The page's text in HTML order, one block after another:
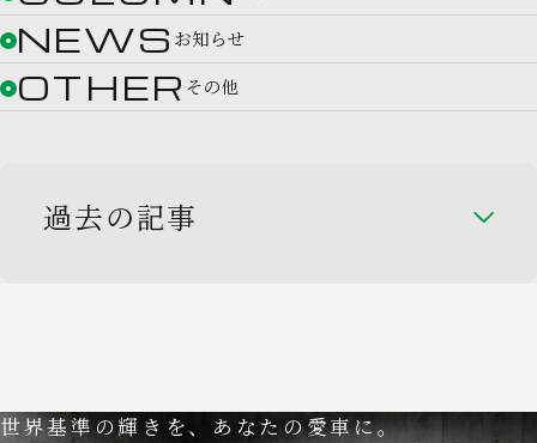
NEWS お知らせ
OTHER その他
過去の記事
世界基準の輝きを、あなたの愛車に。